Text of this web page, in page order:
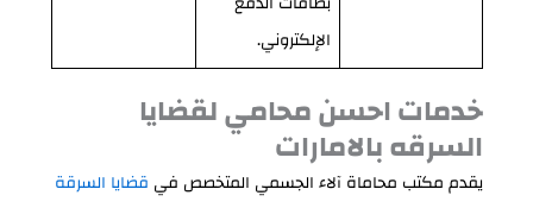
الإلكتروني.
خدمات احسن محامي لقضايا
السرقه بالامارات
يقدم مكتب محاماة آلاء الجسمي المتخصص في قضايا السرقة